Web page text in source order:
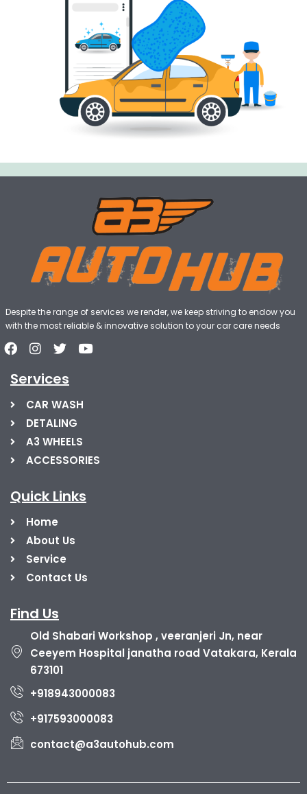
Despite the range of services we render, we keep striving to endow you
with the most reliable & innovative solution to your car care needs
Services
CAR WASH
DETALING
A3 WHEELS
ACCESSORIES
Quick Links
Home
About Us
Service
Contact Us
Find Us
Old Shabari Workshop , veeranjeri Jn, near
Ceeyem Hospital janatha road Vatakara, Kerala
673101
+918943000083
+917593000083
contact@a3autohub.com